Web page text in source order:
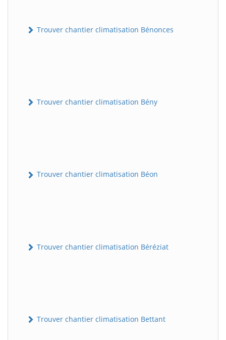
Trouver chantier climatisation Bénonces
Trouver chantier climatisation Bény
Trouver chantier climatisation Béon
Trouver chantier climatisation Béréziat
Trouver chantier climatisation Bettant